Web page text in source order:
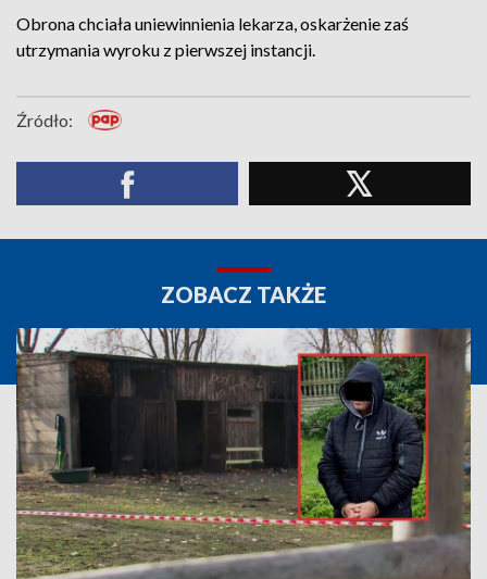
Obrona chciała uniewinnienia lekarza, oskarżenie zaś
utrzymania wyroku z pierwszej instancji.
Źródło:
ZOBACZ TAKŻE